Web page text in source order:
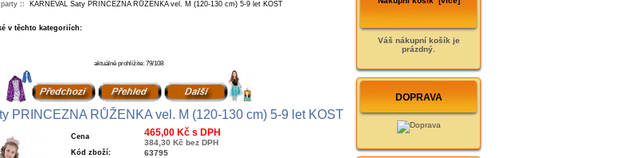
:: KARNEVAL Šaty PRINCEZNA RŮŽENKA vel. M (120-130 cm) 5-9 let KOST
v těchto kategoriích:
aktuálně prohlížíte: 79/108
PRINCEZNA RŮŽENKA vel. M (120-130 cm) 5-9 let KOST
Cena 465,00 Kč s DPH
384,30 Kč bez DPH
Kód zboží: 63795
Váš nákupní košík je
prázdný.
DOPRAVA